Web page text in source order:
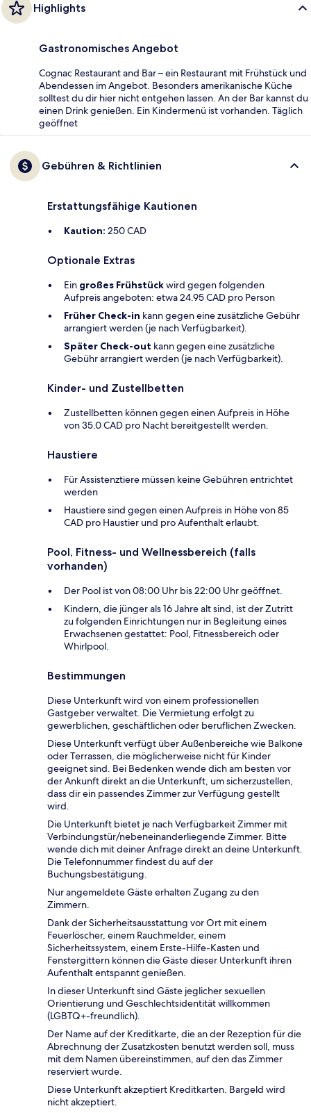
Highlights
Gastronomisches Angebot
Cognac Restaurant and Bar – ein Restaurant mit Frühstück und
Abendessen im Angebot. Besonders amerikanische Küche
solltest du dir hier nicht entgehen lassen. An der Bar kannst du
einen Drink genießen. Ein Kindermenü ist vorhanden. Täglich
geöffnet
Gebühren & Richtlinien
Erstattungsfähige Kautionen
Kaution: 250 CAD
Optionale Extras
Ein großes Frühstückwird gegen folgenden
Aufpreis angeboten: etwa 24.95 CAD pro Person
Früher Check-in kann gegen eine zusätzliche Gebühr
arrangiert werden (je nach Verfügbarkeit).
Später Check-out kann gegen eine zusätzliche
Gebühr arrangiert werden (je nach Verfügbarkeit).
Kinder- und Zustellbetten
Zustellbetten können gegen einen Aufpreis in Höhe
von 35.0 CAD pro Nacht bereitgestellt werden.
Haustiere
Für Assistenztiere müssen keine Gebühren entrichtet
werden
Haustiere sind gegen einen Aufpreis in Höhe von 85
CAD pro Haustier und pro Aufenthalt erlaubt.
Pool, Fitness- und Wellnessbereich (falls
vorhanden)
Der Pool ist von 08:00 Uhr bis 22:00 Uhr geöffnet.
Kindern, die jünger als 16 Jahre alt sind, ist der Zutritt
zu folgenden Einrichtungen nur in Begleitung eines
Erwachsenen gestattet: Pool, Fitnessbereich oder
Whirlpool.
Bestimmungen
Diese Unterkunft wird von einem professionellen
Gastgeber verwaltet. Die Vermietung erfolgt zu
gewerblichen, geschäftlichen oder beruflichen Zwecken.
Diese Unterkunft verfügt über Außenbereiche wie Balkone
oder Terrassen, die möglicherweise nicht für Kinder
geeignet sind. Bei Bedenken wende dich am besten vor
der Ankunft direkt an die Unterkunft, um sicherzustellen,
dass dir ein passendes Zimmer zur Verfügung gestellt
wird.
Die Unterkunft bietet je nach Verfügbarkeit Zimmer mit
Verbindungstür/nebeneinanderliegende Zimmer. Bitte
wende dich mit deiner Anfrage direkt an deine Unterkunft.
Die Telefonnummer findest du auf der
Buchungsbestätigung.
Nur angemeldete Gäste erhalten Zugang zu den
Zimmern.
Dank der Sicherheitsausstattung vor Ort mit einem
Feuerlöscher, einem Rauchmelder, einem
Sicherheitssystem, einem Erste-Hilfe-Kasten und
Fenstergittern können die Gäste dieser Unterkunft ihren
Aufenthalt entspannt genießen.
In dieser Unterkunft sind Gäste jeglicher sexuellen
Orientierung und Geschlechtsidentität willkommen
(LGBTQ+-freundlich).
Der Name auf der Kreditkarte, die an der Rezeption für die
Abrechnung der Zusatzkosten benutzt werden soll, muss
mit dem Namen übereinstimmen, auf den das Zimmer
reserviert wurde.
Diese Unterkunft akzeptiert Kreditkarten. Bargeld wird
nicht akzeptiert.